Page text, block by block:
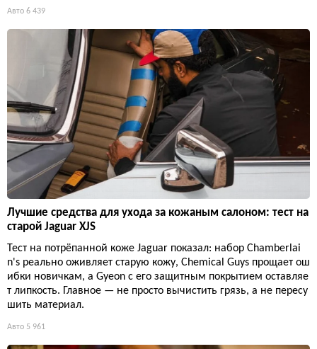
Авто 6 439
Лучшие средства для ухода за кожаным салоном: тест на
старой Jaguar XJS
Тест на потрёпанной коже Jaguar показал: набор Chamberlai
n's реально оживляет старую кожу, Chemical Guys прощает ош
ибки новичкам, а Gyeon с его защитным покрытием оставляе
т липкость. Главное — не просто вычистить грязь, а не пересу
шить материал.
Авто 5 961